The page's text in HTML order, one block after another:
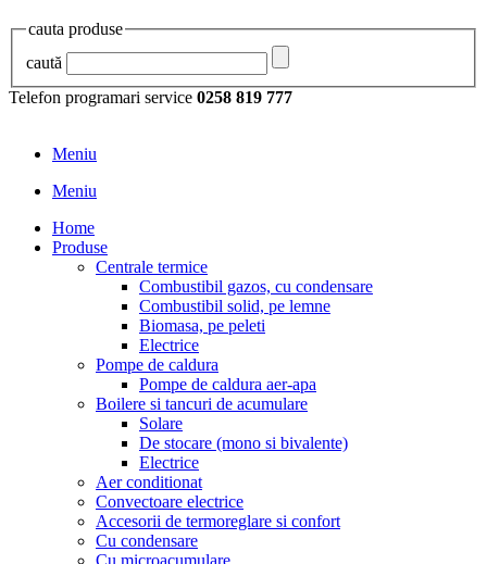
cauta produse
caută
Telefon programari service 0258 819 777
Meniu
Meniu
Home
Produse
Centrale termice
Combustibil gazos, cu condensare
Combustibil solid, pe lemne
Biomasa, pe peleti
Electrice
Pompe de caldura
Pompe de caldura aer-apa
Boilere si tancuri de acumulare
Solare
De stocare (mono si bivalente)
Electrice
Aer conditionat
Convectoare electrice
Accesorii de termoreglare si confort
Cu condensare
Cu microacumulare